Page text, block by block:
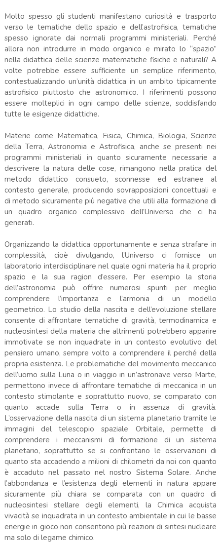
Molto spesso gli studenti manifestano curiosità e trasporto
verso le tematiche dello spazio e dell’astrofisica, tematiche
spesso ignorate dai normali programmi ministeriali. Perché
allora non introdurre in modo organico e mirato lo “spazio”
nella didattica delle scienze matematiche fisiche e naturali? A
volte potrebbe essere sufficiente un semplice riferimento,
contestualizzando un’unità didattica in un ambito tipicamente
astrofisico piuttosto che astronomico. I riferimenti possono
essere molteplici in ogni campo delle scienze, soddisfando
tutte le esigenze didattiche.
Materie come Matematica, Fisica, Chimica, Biologia, Scienze
della Terra, Astronomia e Astrofisica, anche se presenti nei
programmi ministeriali in quanto sicuramente necessarie a
descrivere la natura delle cose, rimangono nella pratica del
metodo didattico consueto, sconnesse ed estranee al
contesto generale, producendo sovrapposizioni concettuali e
di metodo sicuramente più negative che utili alla formazione di
un quadro organico complessivo dell’Universo che ci ha
generati.
Organizzando la didattica opportunamente e senza strafare in
complessità, cioè divulgando, l’Universo ci fornisce un
laboratorio interdisciplinare nel quale ogni materia ha il proprio
spazio e la sua ragion d’essere. Per esempio la storia
dell’astronomia può offrire numerosi spunti per meglio
comprendere l’importanza e l’armonia di un modello
geometrico. Lo studio della nascita e dell’evoluzione stellare
consente di affrontare tematiche di gravità, termodinamica e
nucleosintesi della materia che altrimenti potrebbero apparire
immotivate se non inquadrate in un contesto evolutivo del
pensiero umano, sempre volto a comprendere il perché della
propria esistenza. Le problematiche del movimento meccanico
dell’uomo sulla Luna o in viaggio in un’astronave verso Marte,
permettono invece di affrontare tematiche di meccanica in un
contesto stimolante e soprattutto nuovo, se comparato con
quanto accade sulla Terra o in assenza di gravità.
L’osservazione della nascita di un sistema planetario tramite le
immagini del telescopio spaziale Orbitale, permette di
comprendere i meccanismi di formazione di un sistema
planetario, soprattutto se si confrontano le osservazioni di
quanto sta accadendo a milioni di chilometri da noi con quanto
è accaduto nel passato nel nostro Sistema Solare. Anche
l’abbondanza e l’esistenza degli elementi in natura appare
sicuramente più chiara se comparata con un quadro di
nucleosintesi stellare degli elementi, la Chimica acquista
vivacità se inquadrata in un contesto ambientale in cui le basse
energie in gioco non consentono più reazioni di sintesi nucleare
ma solo di legame chimico.